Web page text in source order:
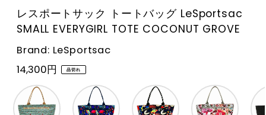
レスポートサック トートバッグ LeSportsac
SMALL EVERYGIRL TOTE COCONUT GROVE
Brand: LeSportsac
14,300円 品切れ